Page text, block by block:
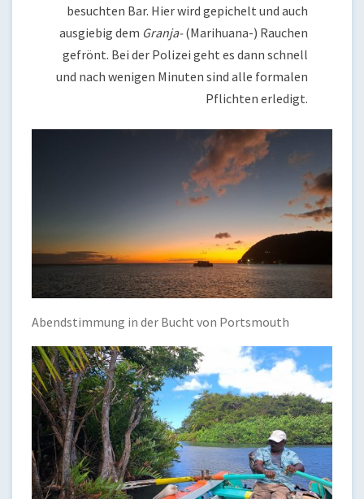
besuchten Bar. Hier wird gepichelt und auch
ausgiebig dem Granja-(Marihuana-) Rauchen
gefrönt. Bei der Polizei geht es dann schnell
und nach wenigen Minuten sind alle formalen
Pflichten erledigt.
Abendstimmung in der Bucht von Portsmouth